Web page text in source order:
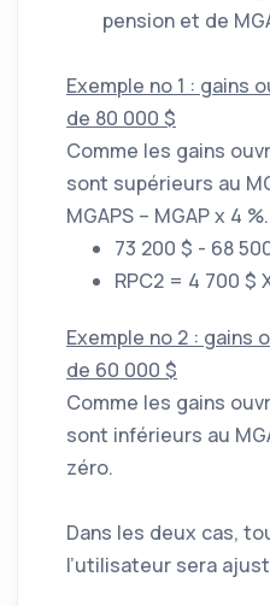
pension et de
Exemple no 1 : gains
de 80 000 $
Comme les gains
sont supérieurs au
MGAPS – MGAP x 4 %.
73 200 $ - 68
RPC2 = 4 700 $
Exemple no 2 : gains
de 60 000 $
Comme les gains
sont inférieurs au
zéro.
Dans les deux cas,
l’utilisateur sera